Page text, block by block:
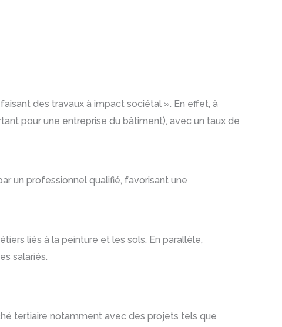
des travaux à impact sociétal ». En effet, à
pour une entreprise du bâtiment), avec un taux de
un professionnel qualifié, favorisant une
liés à la peinture et les sols. En parallèle,
salariés.
tertiaire notamment avec des projets tels que